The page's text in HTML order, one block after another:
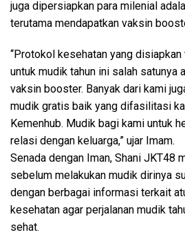
juga dipersiapkan para milenial
terutama mendapatkan vaksin
“Protokol kesehatan yang
untuk mudik tahun ini salah satunya
vaksin booster. Banyak dari kami
mudik gratis baik yang difasilitasi
Kemenhub. Mudik bagi kami untuk
relasi dengan keluarga,” ujar Imam.
Senada dengan Iman, Shani JKT48
sebelum melakukan mudik dirinya
dengan berbagai informasi terkait
kesehatan agar perjalanan mudik
sehat.